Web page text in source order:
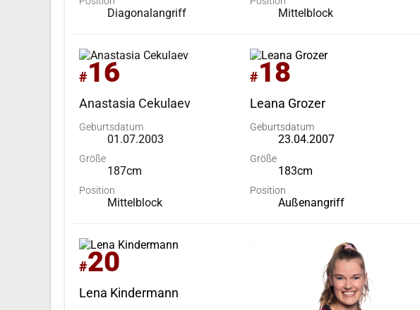
Diagonalangriff Mittelblock
#16
Anastasia Cekulaev
Geburtsdatum
01.07.2003
Größe
187cm
Position
Mittelblock
#18
Leana Grozer
Geburtsdatum
23.04.2007
Größe
183cm
Position
Außenangriff
#20
Lena Kindermann